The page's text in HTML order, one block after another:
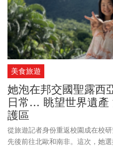
美食旅遊
她泡在邦交國聖露西
日常... 眺望世界遺
護區
從旅遊記者身份重返校園成在校
先後前往北歐和南非。這次，她